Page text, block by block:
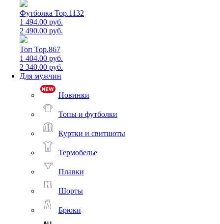
Футболка Top.1132
1 494.00 руб.
2 490.00 руб.
Топ Top.867
1 404.00 руб.
2 340.00 руб.
Для мужчин
Новинки
Топы и футболки
Куртки и свитшоты
Термобелье
Плавки
Шорты
Брюки